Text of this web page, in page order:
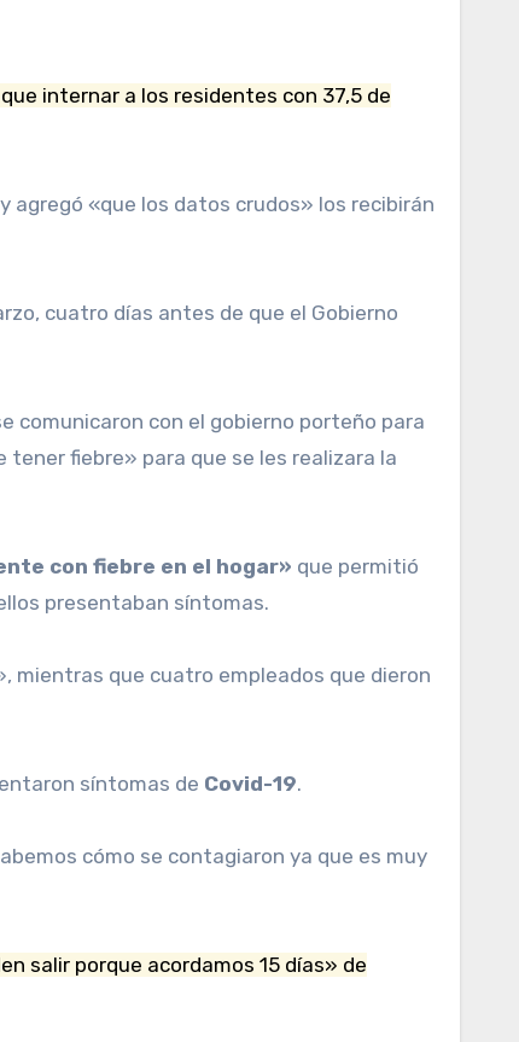
internar a los residentes con 37,5 de
agregó «que los datos crudos» los recibirán
cuatro días antes de que el Gobierno
comunicaron con el gobierno porteño para
fiebre» para que se les realizara la
con fiebre en el hogar» que permitió
presentaban síntomas.
mientras que cuatro empleados que dieron
síntomas de Covid-19.
cómo se contagiaron ya que es muy
salir porque acordamos 15 días» de